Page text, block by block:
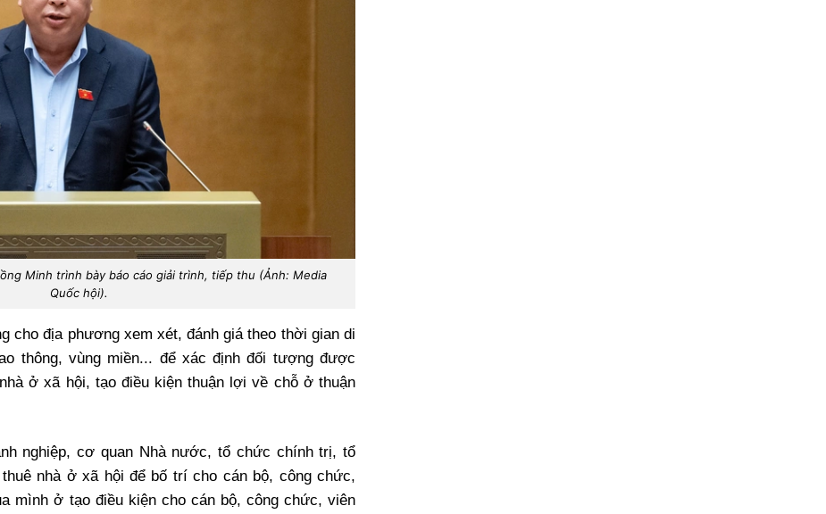
Minh trình bày báo cáo giải trình, tiếp thu (Ảnh: Media
Quốc hội).
cho địa phương xem xét, đánh giá theo thời gian di
thông, vùng miền... để xác định đối tượng được
ở xã hội, tạo điều kiện thuận lợi về chỗ ở thuận
nghiệp, cơ quan Nhà nước, tổ chức chính trị, tổ
nhà ở xã hội để bố trí cho cán bộ, công chức,
mình ở tạo điều kiện cho cán bộ, công chức, viên